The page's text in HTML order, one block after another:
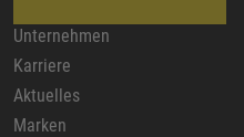
Unternehmen
Karriere
Aktuelles
Marken